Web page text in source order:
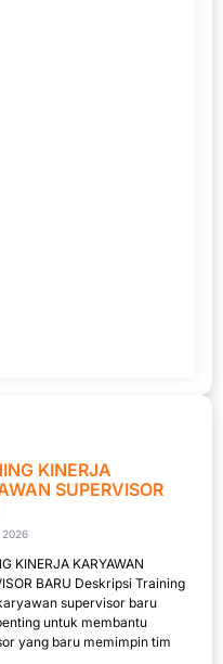
KINERJA
SUPERVISOR
2026
KINERJA KARYAWAN
BARU Deskripsi Training
supervisor baru
untuk membantu
yang baru memimpin tim